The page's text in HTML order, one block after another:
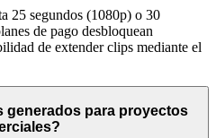
25 segundos (1080p) o 30
de pago desbloquean
de extender clips mediante el
generados para proyectos